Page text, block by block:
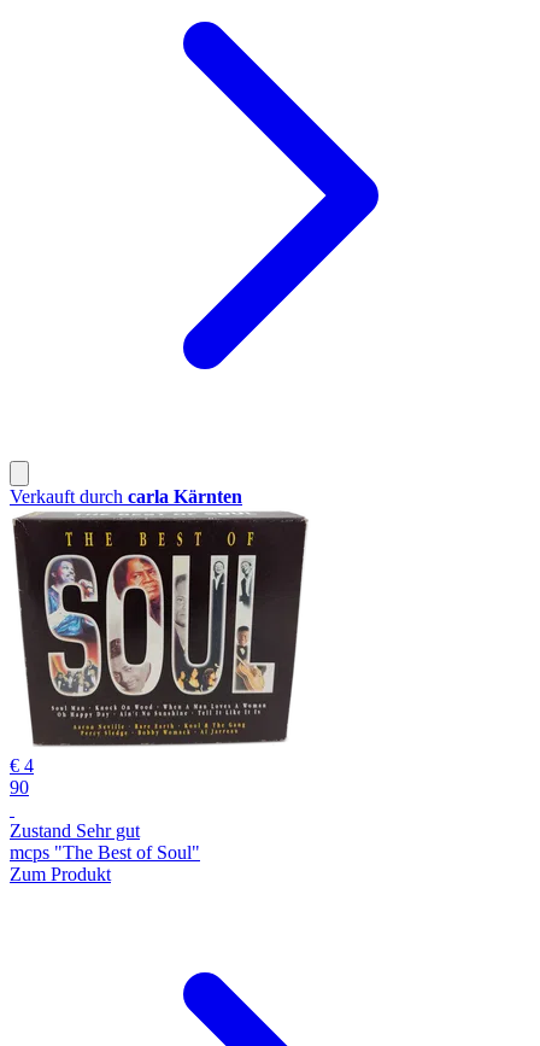
Verkauft durch carla Kärnten
€ 4
90
Zustand Sehr gut
mcps "The Best of Soul"
Zum Produkt